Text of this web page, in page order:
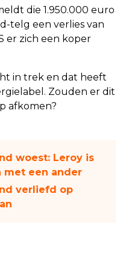
die 1.950.000 euro
telg een verlies van
er zich een koper
in trek en dat heeft
Zouden er dit
afkomen?
woest: Leroy is
met een ander
verliefd op